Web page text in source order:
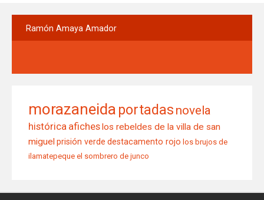
Ramón Amaya Amador
morazaneida portadas novela
histórica aficheslos rebeldes de la villa de san
miguelprisión verde destacamento rojo los brujos de
ilamatepeque el sombrero de junco